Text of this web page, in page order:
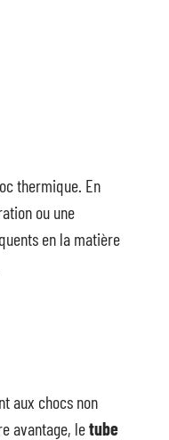
thermique. En
ou une
en la matière
aux chocs non
avantage, letube